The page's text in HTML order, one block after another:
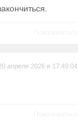
апреля 2026 в 17:49:04